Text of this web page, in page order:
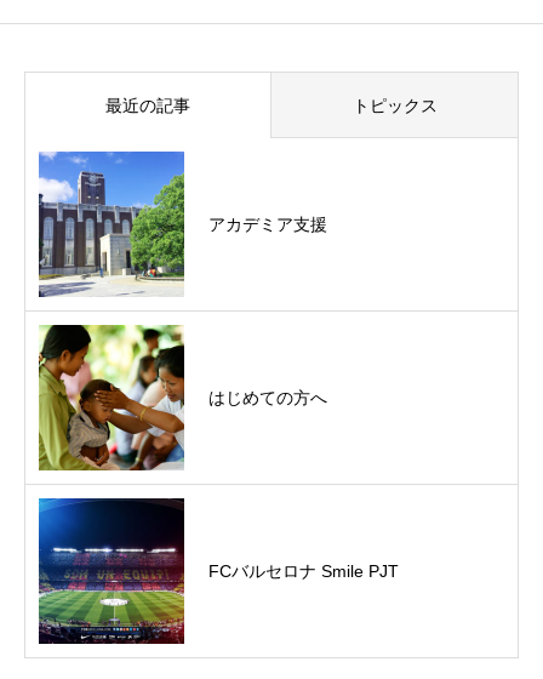
最近の記事 トピックス
アカデミア支援
はじめての方へ
FCバルセロナ Smile PJT